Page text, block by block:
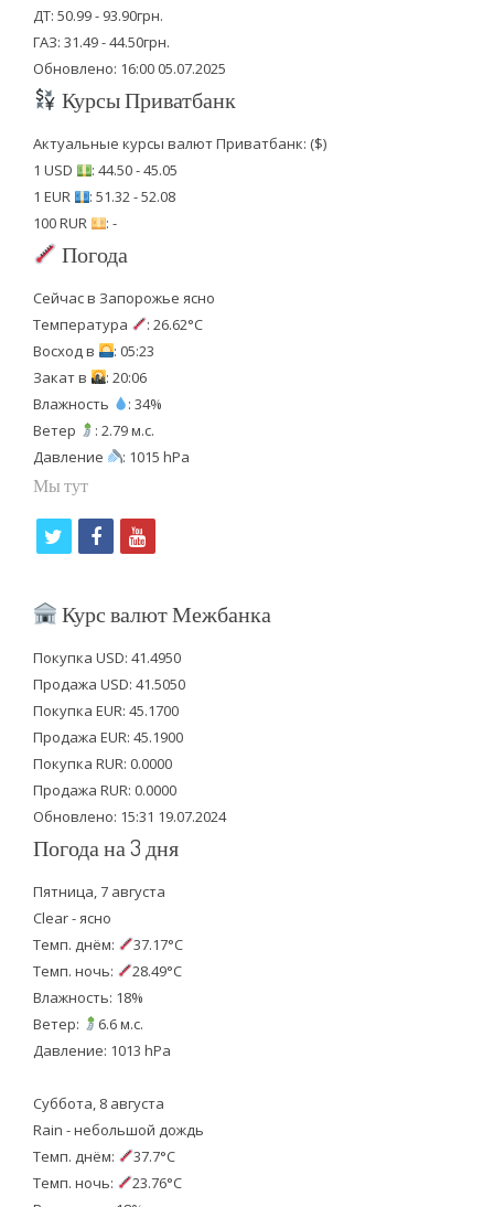
ДТ: 50.99 - 93.90грн.
ГАЗ: 31.49 - 44.50грн.
Обновлено: 16:00 05.07.2025
Курсы Приватбанк
Актуальные курсы валют Приватбанк: ($)
1 USD
: 44.50 - 45.05
1 EUR
: 51.32 - 52.08
100 RUR
: -
Погода
Сейчас в Запорожье ясно
Температура
: 26.62°C
Восход в
: 05:23
Закат в
: 20:06
Влажность
: 34%
Ветер
: 2.79 м.с.
Давление
: 1015 hPa
Мы тут
i
t
e
r
f
b
o
o
k
y
u
b
e
Курс валют Межбанка
Покупка USD: 41.4950
Продажа USD: 41.5050
Покупка EUR: 45.1700
Продажа EUR: 45.1900
Покупка RUR: 0.0000
Продажа RUR: 0.0000
Обновлено: 15:31 19.07.2024
Погода на 3 дня
Пятница, 7 августа
Clear - ясно
Темп. днём:
37.17°C
Темп. ночь:
28.49°C
Влажность: 18%
Ветер:
6.6 м.с.
Давление: 1013 hPa
Суббота, 8 августа
Rain - небольшой дождь
Темп. днём:
37.7°C
Темп. ночь:
23.76°C